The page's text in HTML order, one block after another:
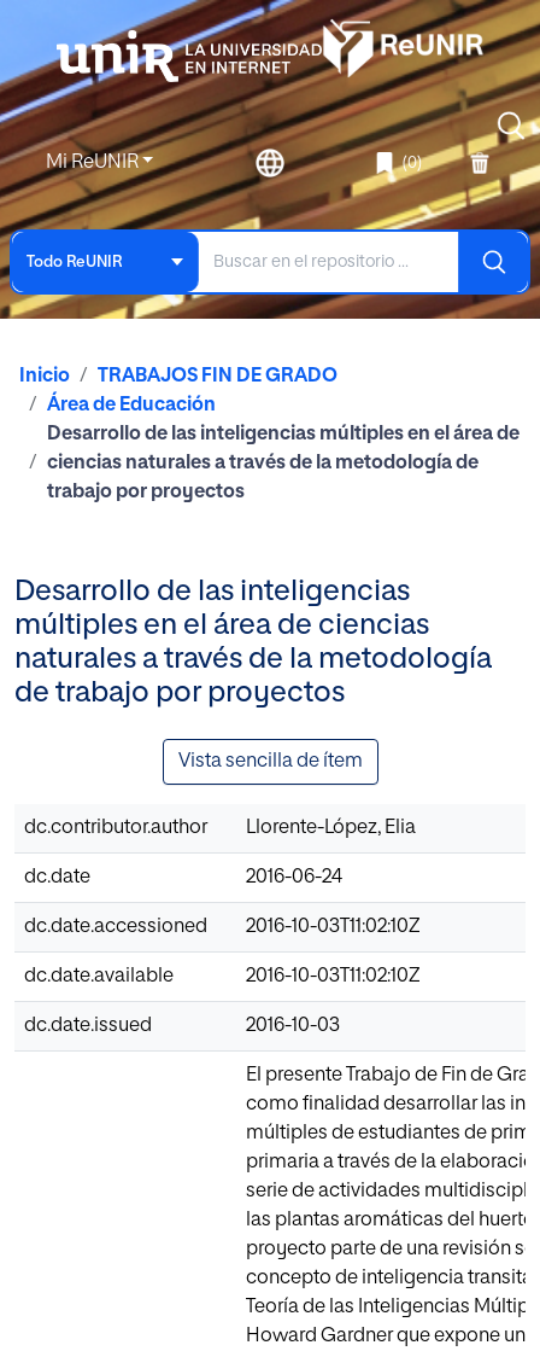
Mi ReUNIR (0)
Todo ReUNIR
Inicio
TRABAJOS FIN DE GRADO
Área de Educación
Desarrollo de las inteligencias múltiples en el área de
ciencias naturales a través de la metodología de
trabajo por proyectos
Desarrollo de las inteligencias
múltiples en el área de ciencias
naturales a través de la metodología
de trabajo por proyectos
Vista sencilla de ítem
dc.contributor.author Llorente-López, Elia
dc.date 2016-06-24
dc.date.accessioned 2016-10-03T11:02:10Z
dc.date.available 2016-10-03T11:02:10Z
dc.date.issued 2016-10-03
El presente Trabajo de Fin de
como finalidad desarrollar las
múltiples de estudiantes de
primaria a través de la
serie de actividades
las plantas aromáticas del huerto
proyecto parte de una revisión
concepto de inteligencia
Teoría de las Inteligencias
Howard Gardner que expone un